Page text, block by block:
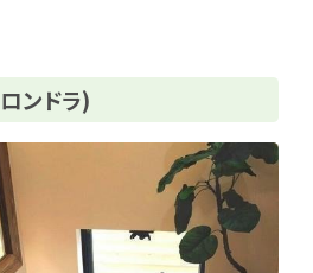
ンドラ)